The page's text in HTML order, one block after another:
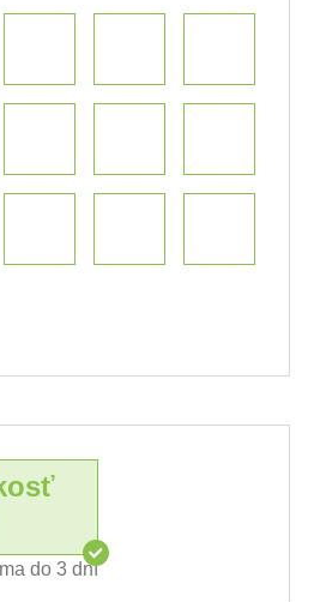
do 3 dní